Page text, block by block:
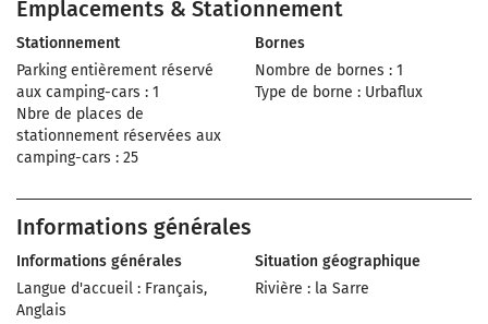
Emplacements & Stationnement
Stationnement
Parking entièrement réservé
aux camping-cars : 1
Nbre de places de
stationnement réservées aux
camping-cars : 25
Bornes
Nombre de bornes : 1
Type de borne : Urbaflux
Informations générales
Informations générales
Langue d'accueil : Français,
Anglais
Situation géographique
Rivière : la Sarre